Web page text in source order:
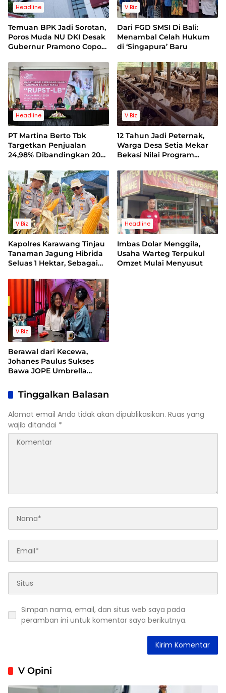
Headline
Temuan BPK Jadi Sorotan,
Poros Muda NU DKI Desak
Gubernur Pramono Copot
V Biz
Dari FGD SMSI Di Bali:
Menambal Celah Hukum
di ‘Singapura’ Baru
Headline
PT Martina Berto Tbk
Targetkan Penjualan
24,98% Dibandingkan 2025
Profitabilitas 2026
V Biz
12 Tahun Jadi Peternak,
Warga Desa Setia Mekar
Bekasi Nilai Program
Tertutup
V Biz
Kapolres Karawang Tinjau
Tanaman Jagung Hibrida
Seluas 1 Hektar, Sebagai
Ketahanan Pangan
Headline
Imbas Dolar Menggila,
Usaha Warteg Terpukul
Omzet Mulai Menyusut
V Biz
Berawal dari Kecewa,
Johanes Paulus Sukses
Bawa JOPE Umbrella
Internasional
Tinggalkan Balasan
Alamat email Anda tidak akan dipublikasikan. Ruas yang
wajib ditandai *
Simpan nama, email, dan situs web saya pada
peramban ini untuk komentar saya berikutnya.
V Opini